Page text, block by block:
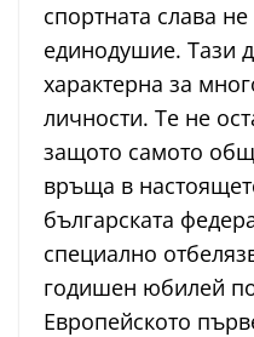
спортната слава
единодушие. Тази
характерна за
личности. Те не
защото самото
връща в
българската
специално
годишен юбилей
Европейското